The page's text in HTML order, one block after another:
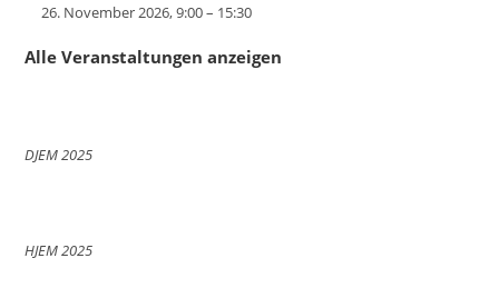
26. November 2026, 9:00– 15:30
Alle Veranstaltungen anzeigen
DJEM 2025
HJEM 2025